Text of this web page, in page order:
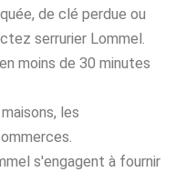
de clé perdue ou
serrurier Lommel.
moins de 30 minutes
les
s'engagent à fournir